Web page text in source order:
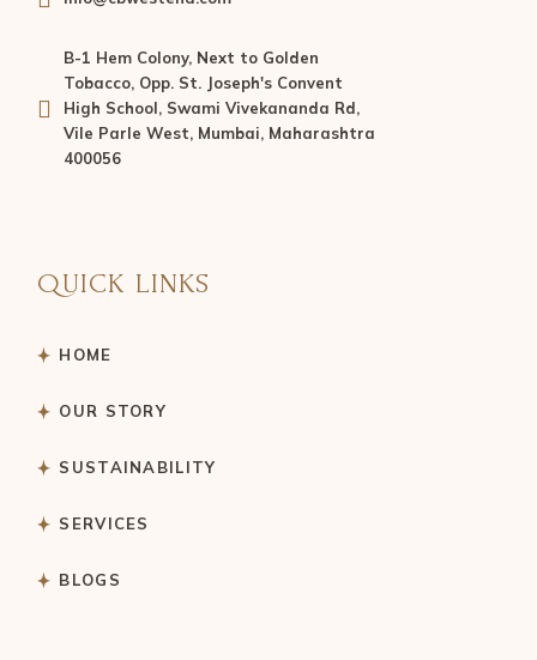
B-1 Hem Colony, Next to Golden
Tobacco, Opp. St. Joseph's Convent
High School, Swami Vivekananda Rd,
Vile Parle West, Mumbai, Maharashtra
400056
QUICK LINKS
HOME
OUR STORY
SUSTAINABILITY
SERVICES
BLOGS